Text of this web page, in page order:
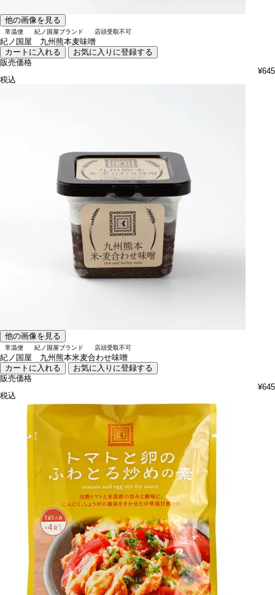
他の画像を見る
常温便 紀ノ国屋ブランド 店頭受取不可
紀ノ国屋 九州熊本麦味噌
カートに入れる
お気に入りに登録する
販売価格
¥645
税込
他の画像を見る
常温便 紀ノ国屋ブランド 店頭受取不可
紀ノ国屋 九州熊本米麦合わせ味噌
カートに入れる
お気に入りに登録する
販売価格
¥645
税込